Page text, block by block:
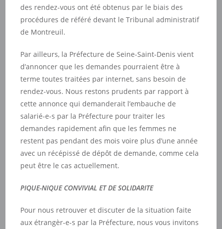
des rendez-vous ont été obtenus par le biais des
procédures de référé devant le Tribunal administratif
de Montreuil.
Par ailleurs, la Préfecture de Seine-Saint-Denis vient
d’annoncer que les demandes pourraient être à
terme toutes traitées par internet, sans besoin de
rendez-vous. Nous restons prudents par rapport à
cette annonce qui demanderait l’embauche de
salarié-e-s par la Préfecture pour traiter les
demandes rapidement afin que les femmes ne
restent pas pendant des mois voire plus d’une année
avec un récépissé de dépôt de demande, comme cela
peut être le cas actuellement.
PIQUE-NIQUE CONVIVIAL ET DE SOLIDARITE
Pour nous retrouver et discuter de la situation faite
aux étrangèr-e-s par la Préfecture, nous vous invitons